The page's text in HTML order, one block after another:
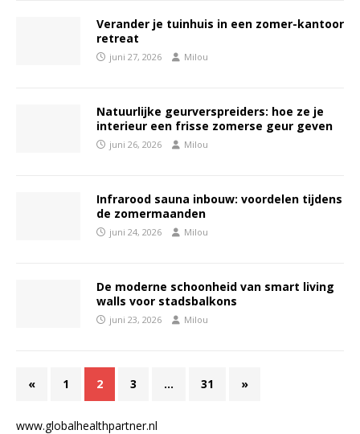
Verander je tuinhuis in een zomer-kantoor
retreat
juni 27, 2026 Milou
Natuurlijke geurverspreiders: hoe ze je
interieur een frisse zomerse geur geven
juni 26, 2026 Milou
Infrarood sauna inbouw: voordelen tijdens
de zomermaanden
juni 24, 2026 Milou
De moderne schoonheid van smart living
walls voor stadsbalkons
juni 23, 2026 Milou
« 1 2 3 … 31 »
www.globalhealthpartner.nl